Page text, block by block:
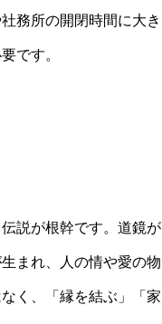
務所の開閉時間に大き
です。
説が根幹です。道鏡が
まれ、人の情や愛の物
く、「縁を結ぶ」「家